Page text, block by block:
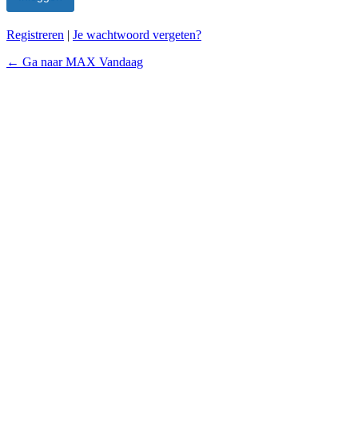
Registreren | Je wachtwoord vergeten?
← Ga naar MAX Vandaag